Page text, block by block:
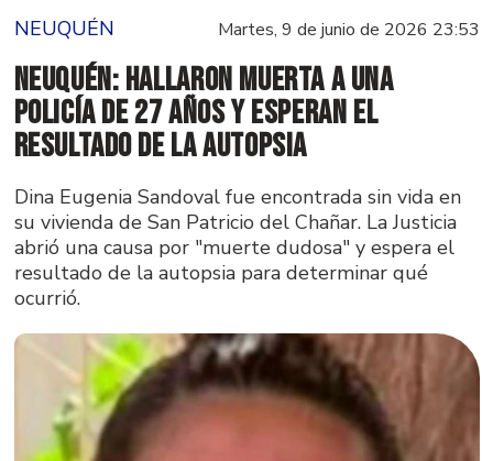
NEUQUÉN Martes, 9 de junio de 2026 23:53
Neuquén: hallaron muerta a una
policía de 27 años y esperan el
resultado de la autopsia
Dina Eugenia Sandoval fue encontrada sin vida en
su vivienda de San Patricio del Chañar. La Justicia
abrió una causa por "muerte dudosa" y espera el
resultado de la autopsia para determinar qué
ocurrió.